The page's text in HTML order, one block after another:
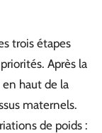
trois étapes
Après la
en haut de la
maternels.
de poids :